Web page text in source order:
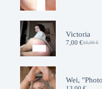
10,00 €.
7,00 €.
Victoria
10,00€
Le
10,00 €.
7,00 €Le
7,00 €.
Wei,